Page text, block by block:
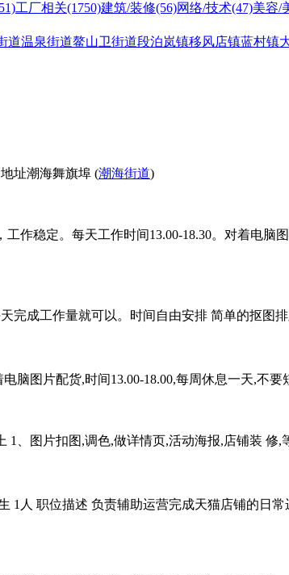
工厂相关(1750)建筑/装修(56)网络/技术(47)美容/
道温泉街道鳌山卫街道段泊岚镇移风店镇蓝村镇
址潮海舞旗埠 (潮海街道)
作稳定。每天工作时间13.00-18.30。对着电
完成工作量就可以。时间自由安排 简单的抠图排
脑图片配货,时间13.00-18.00,每周休息一天,不
、图片扣图,调色,做详情页,活动海报,店铺装
1人 职位描述 负责辅助运营完成天猫店铺的日